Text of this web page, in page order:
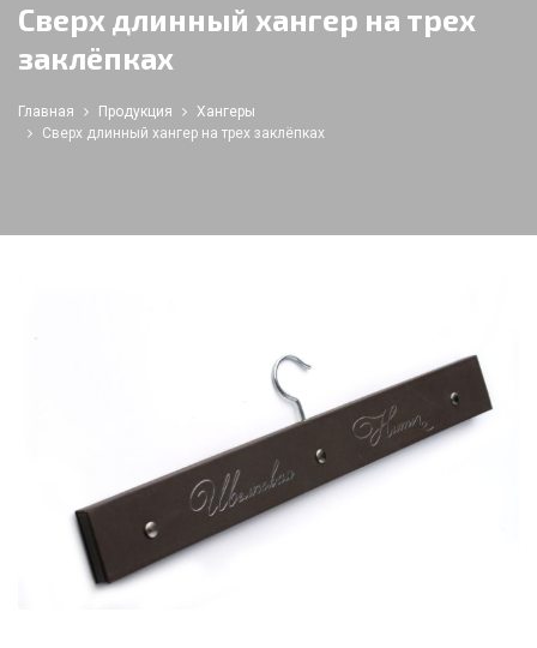
Сверх длинный хангер на трех
заклёпках
Главная Продукция
Хангеры
Сверх длинный хангер на трех заклёпках